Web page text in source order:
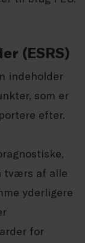
(ESRS)
indeholder
som er
efter.
tværs af alle
yderligere
for